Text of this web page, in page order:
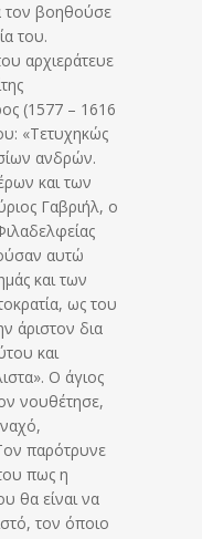
βοηθούσε
του.
αρχιεράτευε
(1577 – 1616
«Τετυχηκώς
ανδρών.
και των
Γαβριήλ, ο
αυτώ
και των
ως του
άριστον δια
και
Ο άγιος
νουθέτησε,
παρότρυνε
πως η
θα είναι να
τον όποιο